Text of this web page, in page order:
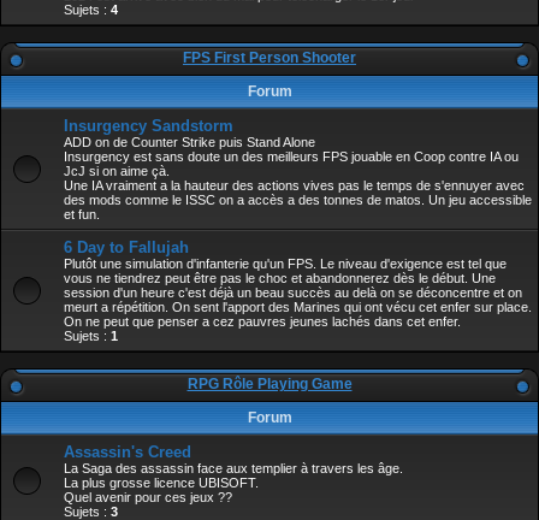
Sujets : 4
FPS First Person Shooter
Forum
Insurgency Sandstorm
ADD on de Counter Strike puis Stand Alone
Insurgency est sans doute un des meilleurs FPS jouable en Coop contre IA ou
JcJ si on aime çà.
Une IA vraiment a la hauteur des actions vives pas le temps de s'ennuyer avec
des mods comme le ISSC on a accès a des tonnes de matos. Un jeu accessible
et fun.
6 Day to Fallujah
Plutôt une simulation d'infanterie qu'un FPS. Le niveau d'exigence est tel que
vous ne tiendrez peut être pas le choc et abandonnerez dès le début. Une
session d'un heure c'est déjà un beau succès au delà on se déconcentre et on
meurt a répétition. On sent l'apport des Marines qui ont vécu cet enfer sur place.
On ne peut que penser a cez pauvres jeunes lachés dans cet enfer.
Sujets : 1
RPG Rôle Playing Game
Forum
Assassin's Creed
La Saga des assassin face aux templier à travers les âge.
La plus grosse licence UBISOFT.
Quel avenir pour ces jeux ??
Sujets : 3